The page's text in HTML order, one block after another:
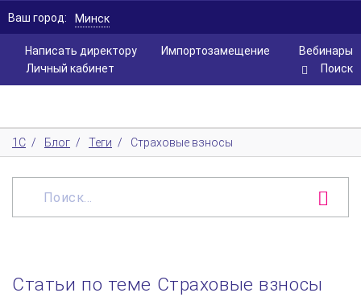
Написать директору Вебинары
Импортозамещение
Личный кабинет
Ваш город: Минск
Поиск
1С / Блог / Теги / Страховые взносы
Статьи по теме Страховые взносы